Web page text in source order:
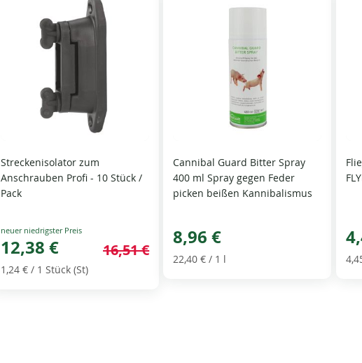
Streckenisolator zum
Anschrauben Profi - 10 Stück /
Pack
Special
Price
12,38 € 16,51 €
1,24 €/ 1 Stück (St)
Cannibal Guard Bitter Spray
400 ml Spray gegen Feder
picken beißen Kannibalismus
8,96 €
22,40 € / 1 l